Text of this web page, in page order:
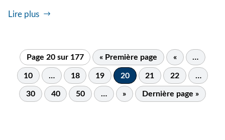
Lire plus
Page 20 sur 177 « Première page « …
10 … 18 19 20 21 22 …
30 40 50 … » Dernière page »